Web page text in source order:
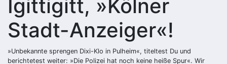
Igittigitt, »Kölner
Stadt-Anzeiger«!
»Unbekannte sprengen Dixi-Klo in Pulheim«, titeltest Du und
berichtetest weiter: »Die Polizei hat noch keine heiße Spur«. Wir